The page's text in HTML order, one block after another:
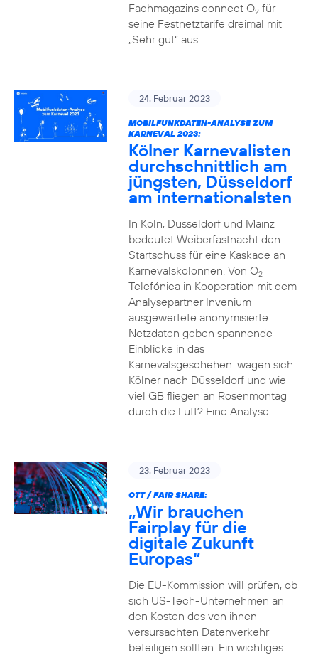
Fachmagazins connect O2für
seine Festnetztarife dreimal mit
„Sehr gut“ aus.
24. Februar 2023
MOBILFUNKDATEN-ANALYSE ZUM
KARNEVAL 2023:
Kölner Karnevalisten
durchschnittlich am
jüngsten, Düsseldorf
am internationalsten
In Köln, Düsseldorf und Mainz
bedeutet Weiberfastnacht den
Startschuss für eine Kaskade an
Karnevalskolonnen. Von O2
Telefónica in Kooperation mit dem
Analysepartner Invenium
ausgewertete anonymisierte
Netzdaten geben spannende
Einblicke in das
Karnevalsgeschehen: wagen sich
Kölner nach Düsseldorf und wie
viel GB fliegen an Rosenmontag
durch die Luft? Eine Analyse.
23. Februar 2023
OTT / FAIR SHARE:
„Wir brauchen
Fairplay für die
digitale Zukunft
Europas“
Die EU-Kommission will prüfen, ob
sich US-Tech-Unternehmen an
den Kosten des von ihnen
versursachten Datenverkehr
beteiligen sollten. Ein wichtiges